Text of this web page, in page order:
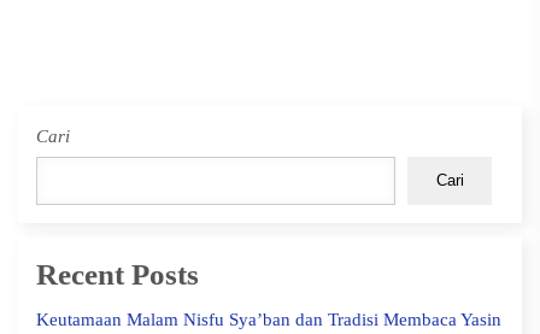
Cari
Cari
Recent Posts
Keutamaan Malam Nisfu Sya’ban dan Tradisi Membaca Yasin